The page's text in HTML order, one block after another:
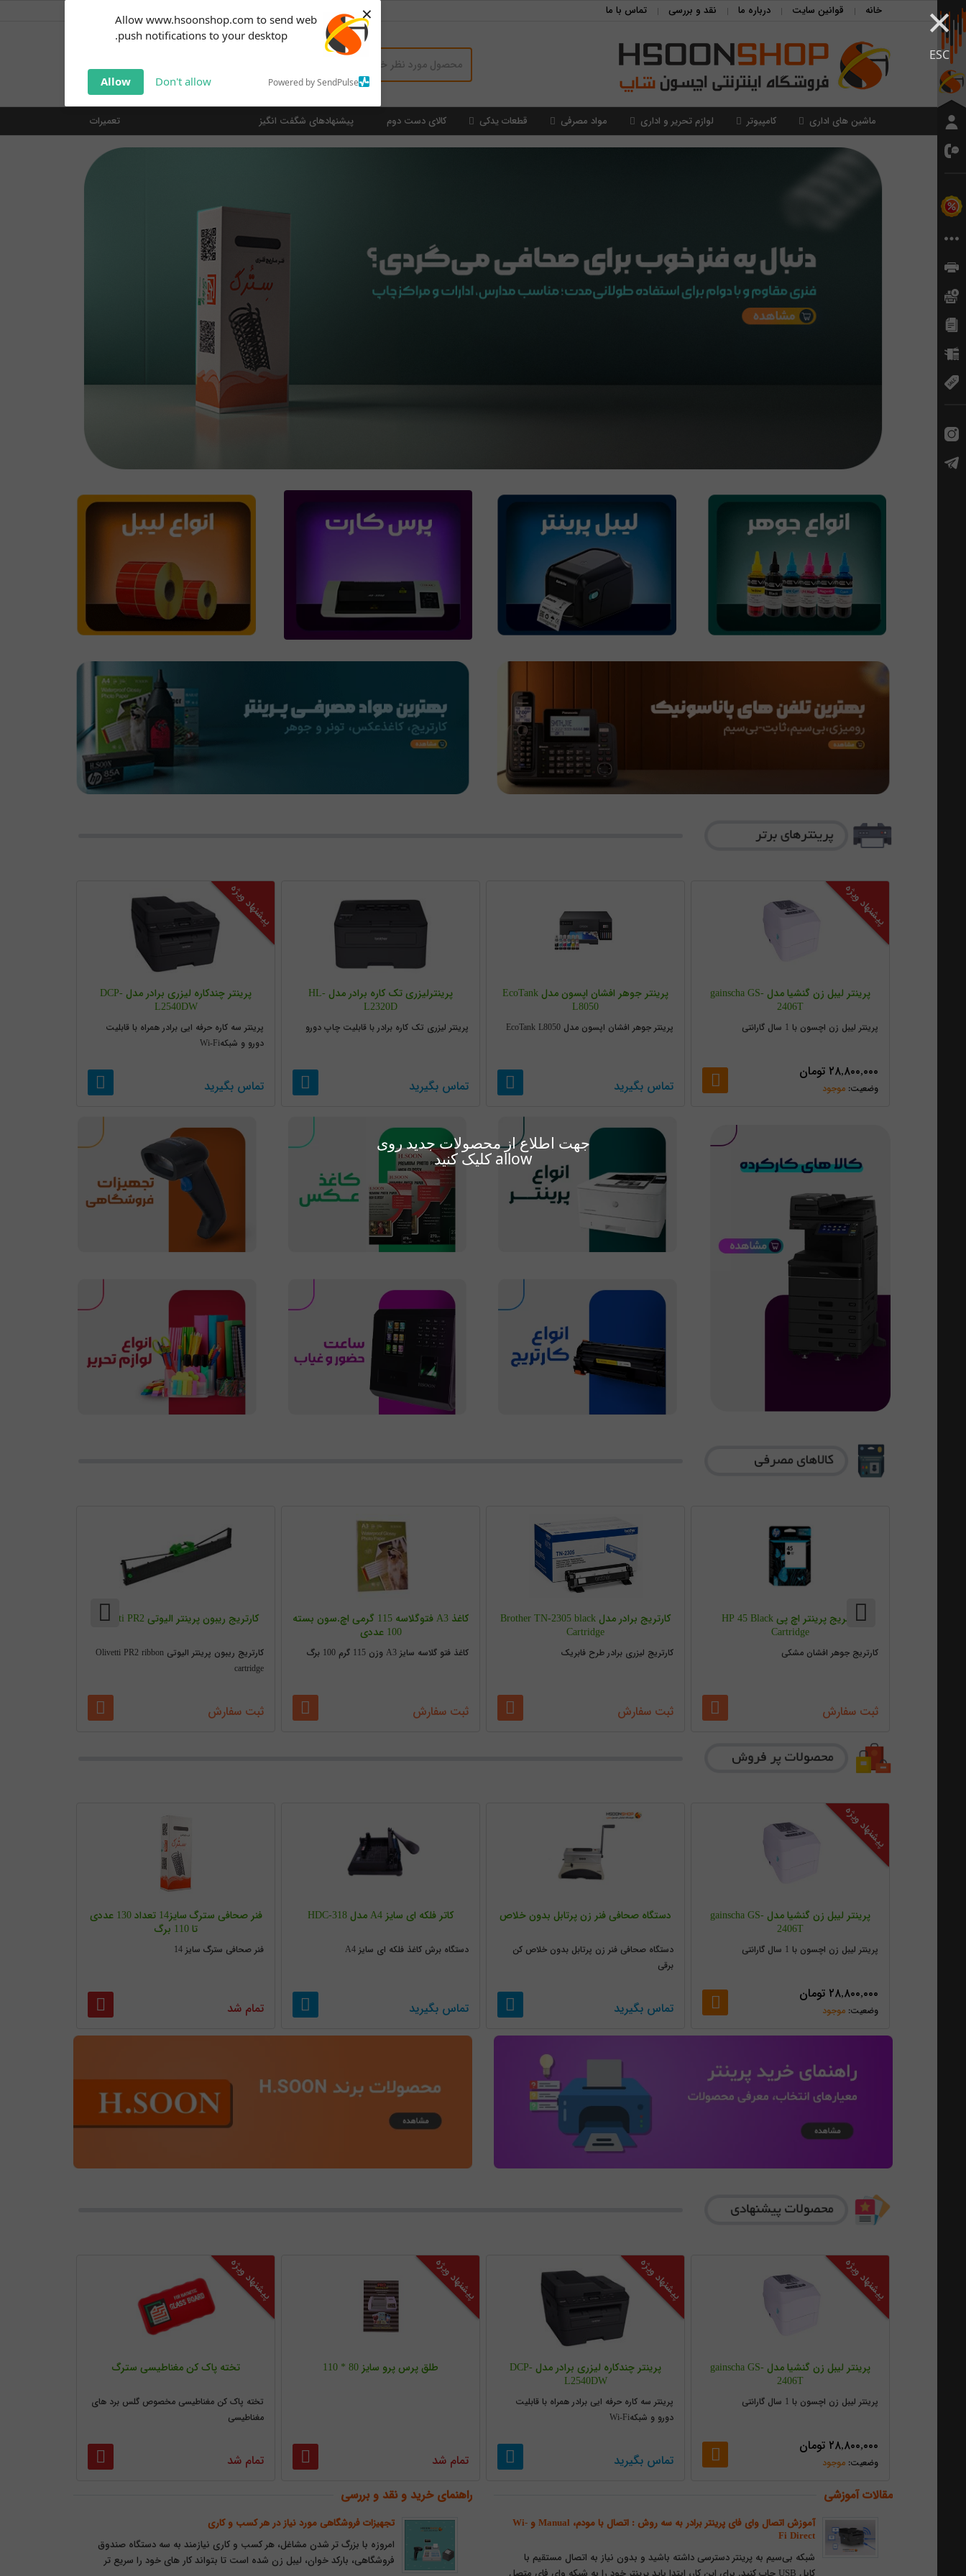
Allow www.hsoonshop.com to send web
push notifications to your desktop.
Powered by SendPulse
Don't allow
Allow
× ×
ESC
جهت اطلاع از محصولات جدید روی
allow کلیک کنید
notifications!
Click the bell icon to enable
خانه قوانین سایت درباره ما نقد و بررسی تماس با ما
ماشین های اداری کامپیوتر لوازم تحریر و اداری مواد مصرفی قطعات یدکی کالای دست دوم پیشنهادهای شگفت انگیز تعمیرات
پیشنهاد ویژه
پرینتر لیبل زن گنشیا مدل gainscha GS-
2406T
پرینتر لیبل زن اچسون با 1 سال گارانتی
۲۸,۸۰۰,۰۰۰ تومان
موجود
پرینتر جوهر افشان اپسون مدل EcoTank
L8050
پرینتر جوهر افشان اپسون مدل EcoTank L8050
تماس بگیرید
پرینترلیزری تک کاره برادر مدل HL-
L2320D
پرینتر لیزری تک کاره برادر با قابلیت چاپ دورو
تماس بگیرید
پیشنهاد ویژه
پرینتر چندکاره لیزری برادر مدل DCP-
L2540DW
پرینتر سه کاره حرفه ایی برادر همراه با قابلیت
دورو و شبکهWi-Fi
تماس بگیرید
کارتریج پرینتر اچ پی HP 45 Black
Cartridge
کارتریج جوهر افشان مشکی
ثبت سفارش
کارتریج برادر مدل Brother TN-2305 black
Cartridge
کارتریج لیزری برادر طرح فابریک
ثبت سفارش
کاغذ A3 فتوگلاسه 115 گرمی اچ.سون بسته
100 عددی
کاغذ فتو گلاسه سایز A3 وزن 115 گرم 100 برگ
ثبت سفارش
کارتریج ریبون پرینتر الیوتی Olivetti PR2
کارتریج ریبون پرینتر الیوتی Olivetti PR2 ribbon
cartridge
ثبت سفارش
پیشنهاد ویژه
پرینتر لیبل زن گنشیا مدل gainscha GS-
2406T
پرینتر لیبل زن اچسون با 1 سال گارانتی
۲۸,۸۰۰,۰۰۰ تومان
موجود
دستگاه صحافی فنر زن پرتابل بدون خلاص
دستگاه صحافی فنر زن پرتابل بدون خلاص کن
برقی
تماس بگیرید
کاتر فلکه ای سایز A4 مدل HDC-318
دستگاه برش کاغذ فلکه ای سایز A4
تماس بگیرید
فنر صحافی سترگ سایز14 تعداد 130 عددی
تا 110 برگ
فنر صحافی سترگ سایز 14
تمام شد
پیشنهاد ویژه
پرینتر لیبل زن گنشیا مدل gainscha GS-
2406T
پرینتر لیبل زن اچسون با 1 سال گارانتی
۲۸,۸۰۰,۰۰۰ تومان
موجود
پیشنهاد ویژه
پرینتر چندکاره لیزری برادر مدل DCP-
L2540DW
پرینتر سه کاره حرفه ایی برادر همراه با قابلیت
دورو و شبکهWi-Fi
تماس بگیرید
پیشنهاد ویژه
طلق پرس پرو سایز 80 * 110
تمام شد
پیشنهاد ویژه
تخته پاک کن مغناطیسی سترگ
تخته پاک کن مغناطیسی مخصوص گلس برد های
مغناطیسی
تمام شد
مقالات آموزشی
آموزش اتصال وای فای پرینتر برادر به سه روش : اتصال با مودم، Manual و Wi-
Fi Direct
شبکه بی‌سیم به پرینتر دسترسی داشته باشید و بدون نیاز به اتصال مستقیم با
راهنمای خرید و نقد و بررسی
تجهیزات فروشگاهی مورد نیاز در هر کسب و کاری
امروزه با بزرگ تر شدن مشاغل، هر کسب و کاری نیازمند به سه دستگاه صندوق
فروشگاهی، بارکد خوان، لیبل زن شده است تا بتواند کار های خود را سریع تر